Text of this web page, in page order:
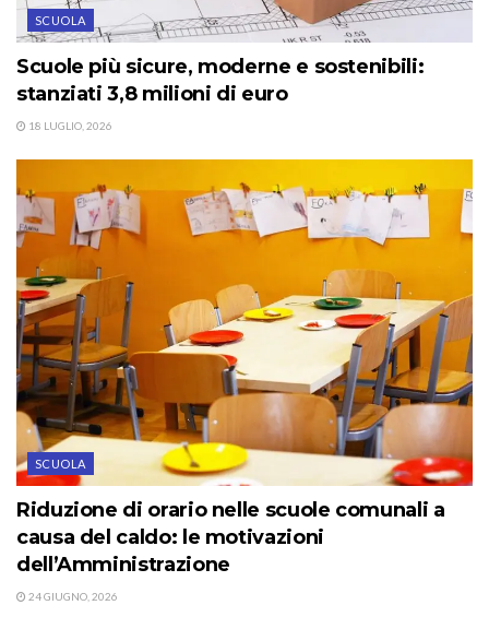
SCUOLA
Scuole più sicure, moderne e sostenibili:
stanziati 3,8 milioni di euro
18 LUGLIO, 2026
SCUOLA
Riduzione di orario nelle scuole comunali a
causa del caldo: le motivazioni
dell’Amministrazione
24 GIUGNO, 2026